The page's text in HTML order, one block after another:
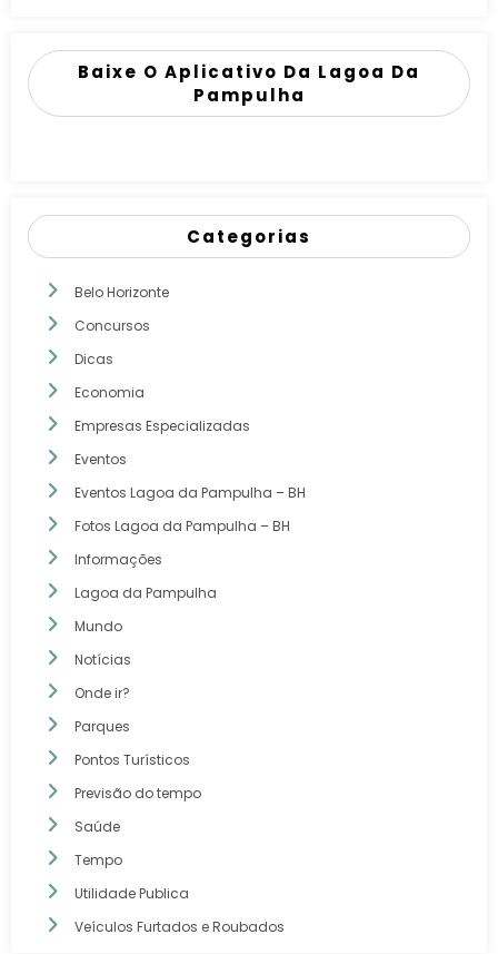
Baixe O Aplicativo Da Lagoa Da
Pampulha
Categorias
Belo Horizonte
Concursos
Dicas
Economia
Empresas Especializadas
Eventos
Eventos Lagoa da Pampulha – BH
Fotos Lagoa da Pampulha – BH
Informações
Lagoa da Pampulha
Mundo
Notícias
Onde ir?
Parques
Pontos Turísticos
Previsão do tempo
Saúde
Tempo
Utilidade Publica
Veículos Furtados e Roubados